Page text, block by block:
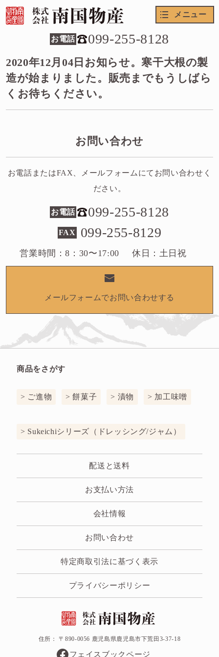
お電話 099-255-8128
メニュー
2020年12月04日 お知らせ。寒干大根の製
造が始まりました。販売までもうしばら
くお待ちください。
お問い合わせ
お電話またはFAX、メールフォームにてお問い合わせく
ださい。
お電話 099-255-8128
FAX 099-255-8129
営業時間：8：30〜17:00 休日： 土日祝
メールフォームでお問い合わせする
住所： 〒890-0056 鹿児島県鹿児島市下荒田3-37-18
フェイスブックページ
商品をさがす
> ご進物 > 餅菓子 > 漬物 > 加工味噌
> Sukeichiシリーズ（ドレッシング/ジャム）
配送と送料
お支払い方法
会社情報
お問い合わせ
特定商取引法に基づく表示
プライバシーポリシー